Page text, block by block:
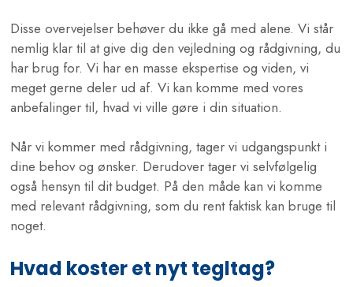
Disse overvejelser behøver du ikke gå med alene. Vi står
nemlig klar til at give dig den vejledning og rådgivning, du
har brug for. Vi har en masse ekspertise og viden, vi
meget gerne deler ud af. Vi kan komme med vores
anbefalinger til, hvad vi ville gøre i din situation.
Når vi kommer med rådgivning, tager vi udgangspunkt i
dine behov og ønsker. Derudover tager vi selvfølgelig
også hensyn til dit budget. På den måde kan vi komme
med relevant rådgivning, som du rent faktisk kan bruge til
noget.
​​Hvad koster et nyt tegltag?